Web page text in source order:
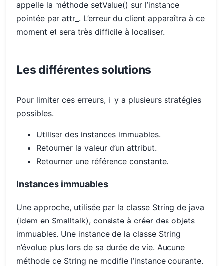
appelle la méthode setValue() sur l’instance
pointée par attr_. L’erreur du client apparaîtra à ce
moment et sera très difficile à localiser.
Les différentes solutions
Pour limiter ces erreurs, il y a plusieurs stratégies
possibles.
Utiliser des instances immuables.
Retourner la valeur d’un attribut.
Retourner une référence constante.
Instances immuables
Une approche, utilisée par la classe String de java
(idem en Smalltalk), consiste à créer des objets
immuables. Une instance de la classe String
n’évolue plus lors de sa durée de vie. Aucune
méthode de String ne modifie l’instance courante.